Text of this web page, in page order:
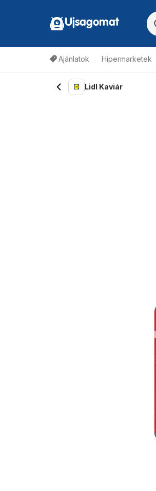
Ujsagomat
Ajánlatok Hipermarketek
Lidl Kaviár